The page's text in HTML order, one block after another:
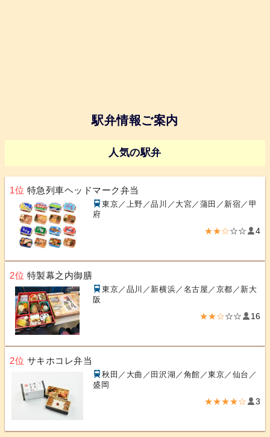
駅弁情報ご案内
人気の駅弁
1位 特急列車ヘッドマーク弁当
東京／上野／品川／大宮／蒲田／新宿／甲
府
★★☆☆☆ 4
2位 特製幕之内御膳
東京／品川／新横浜／名古屋／京都／新大
阪
★★☆☆☆ 16
2位 サキホコレ弁当
秋田／大曲／田沢湖／角館／東京／仙台／
盛岡
★★★★☆ 3